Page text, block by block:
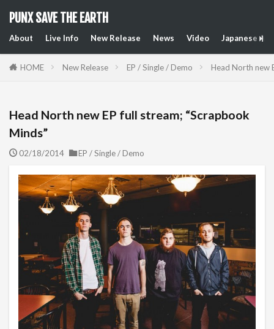
PUNX SAVE THE EARTH
About Live Info New Release News Video Japanese
HOME New Release EP / Single / Demo Head North new
Head North new EP full stream; “Scrapbook
Minds”
02/18/2014 EP / Single / Demo